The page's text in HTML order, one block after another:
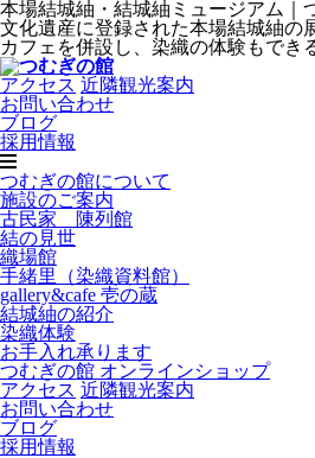
本場結城紬・結城紬ミュージアム｜
文化遺産に登録された本場結城紬の
カフェを併設し、染織の体験もでき
アクセス 近隣観光案内
お問い合わせ
ブログ
採用情報
つむぎの館について
施設のご案内
古民家 陳列館
結の見世
織場館
手緒里（染織資料館）
gallery&cafe 壱の蔵
結城紬の紹介
染織体験
お手入れ承ります
つむぎの館 オンラインショップ
アクセス 近隣観光案内
お問い合わせ
ブログ
採用情報